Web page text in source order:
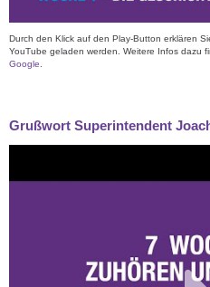
Durch den Klick auf den Play-Button erklären
YouTube geladen werden. Weitere Infos dazu
Google
Grußwort Superintendent